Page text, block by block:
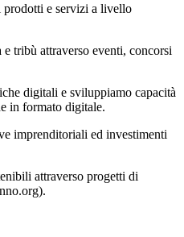
prodotti e servizi a livello
tribù attraverso eventi, concorsi
digitali e sviluppiamo capacità
in formato digitale.
imprenditoriali ed investimenti
attraverso progetti di